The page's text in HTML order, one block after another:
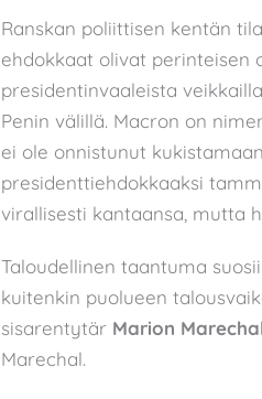
Ranskan poliittisen kentän
ehdokkaat olivat perinteisen
presidentinvaaleista
Penin välillä. Macron on
ei ole onnistunut
presidenttiehdokkaaksi
virallisesti kantaansa, mutta
Taloudellinen taantuma
kuitenkin puolueen
sisarentytär Marion
Marechal.